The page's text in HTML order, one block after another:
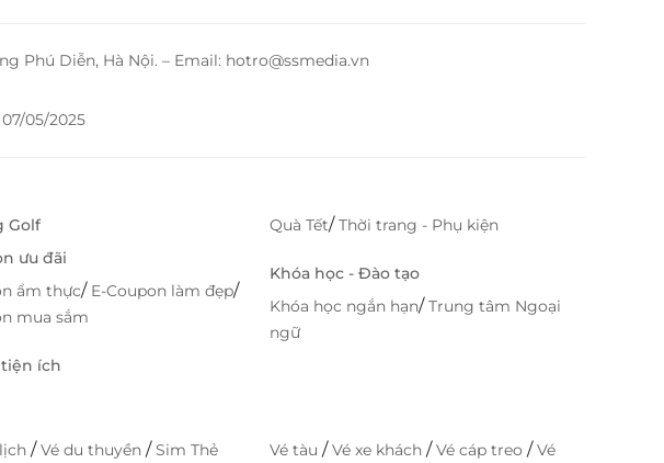
Phú Diễn, Hà Nội. – Email: hotro@ssmedia.vn
05/2025
Golf
ưu đãi
ẩm thực/ E-Coupon làm đẹp/
mua sắm
ích
Quà Tết/Thời trang - Phụ kiện
Khóa học - Đào tạo
Khóa học ngắn hạn/Trung tâm Ngoại
ngữ
/Vé du thuyền /Sim Thẻ Vé tàu /Vé xe khách /Vé cáp treo /Vé